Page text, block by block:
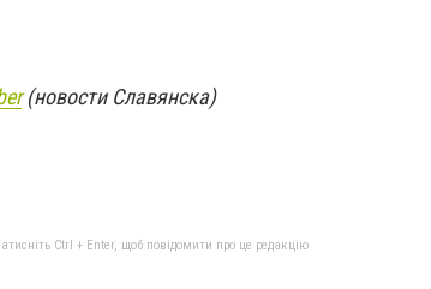
(новости Славянска)
Ctrl + Enter, щоб повідомити про це редакцію